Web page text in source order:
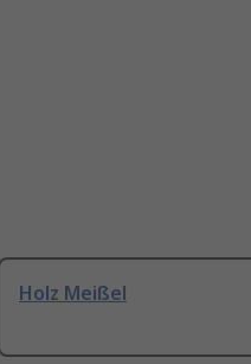
Holz Meißel